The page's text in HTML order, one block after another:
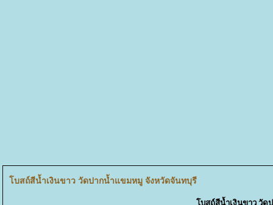
บสถ์สีน้ำเงินขาว วัดปากน้ำแขมหมู จังหวัดจันทบุรี
บสถ์สีน้ำเงินขาว วัด